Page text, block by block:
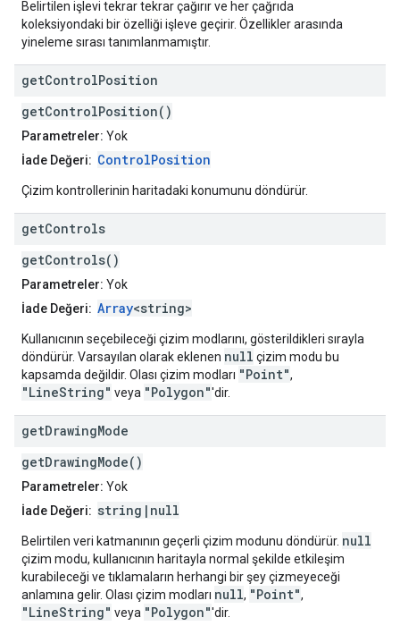
Belirtilen işlevi tekrar tekrar çağırır ve her çağrıda
koleksiyondaki bir özelliği işleve geçirir. Özellikler arasında
yineleme sırası tanımlanmamıştır.
getControlPosition
getControlPosition()
Parametreler: Yok
İade Değeri: ControlPosition
Çizim kontrollerinin haritadaki konumunu döndürür.
getControls
getControls()
Parametreler: Yok
İade Değeri: Array<string>
Kullanıcının seçebileceği çizim modlarını, gösterildikleri sırayla
döndürür. Varsayılan olarak eklenen null çizim modu bu
kapsamda değildir. Olası çizim modları "Point",
"LineString" veya "Polygon"'dir.
getDrawingMode
getDrawingMode()
Parametreler: Yok
İade Değeri: string|null
Belirtilen veri katmanının geçerli çizim modunu döndürür. null
çizim modu, kullanıcının haritayla normal şekilde etkileşim
kurabileceği ve tıklamaların herhangi bir şey çizmeyeceği
anlamına gelir. Olası çizim modları null, "Point",
"LineString" veya "Polygon"'dir.